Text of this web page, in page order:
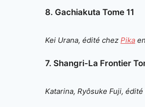
8. Gachiakuta Tome 11
Kei Urana, édité chez Pika
7. Shangri-La Frontier
Katarina, Ryôsuke Fuji,